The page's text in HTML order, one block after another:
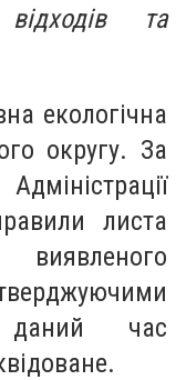
та
екологічна
округу. За
листа
даний час